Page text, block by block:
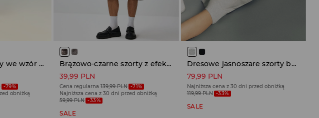
Szorty super baggy we wzór camo
-79%
obniżką
Brązowo-czarne szorty z efektem acid wash
39,99 PLN
Cena regularna 139,99 PLN -71%
Najniższa cena z 30 dni przed obniżką
59,99 PLN -33%
SALE
Dresowe jasnoszare szorty baggy typu jorts
79,99 PLN
Najniższa cena z 30 dni przed obniżką
119,99 PLN -33%
SALE